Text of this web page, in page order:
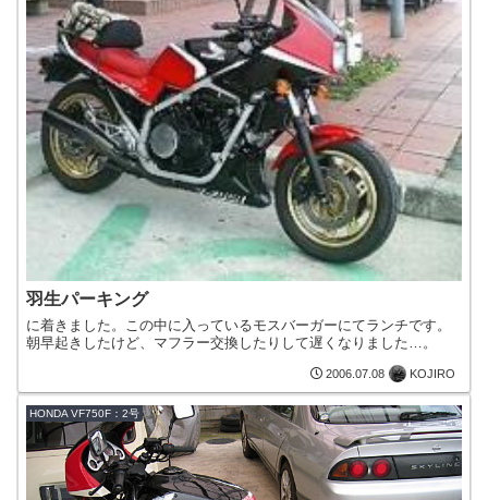
羽生パーキング
に着きました。この中に入っているモスバーガーにてランチです。
朝早起きしたけど、マフラー交換したりして遅くなりました…。
2006.07.08 KOJIRO
HONDA VF750F：2号